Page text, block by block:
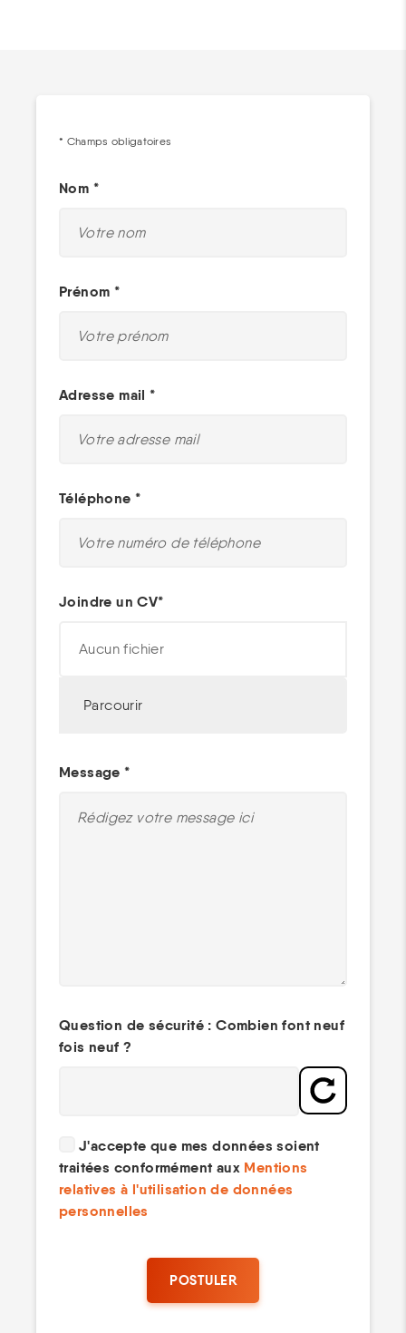
* Champs obligatoires
Nom *
Prénom *
Adresse mail *
Téléphone *
Joindre un CV*
Aucun fichier
Parcourir
Message *
Question de sécurité : Combien font neuf
fois neuf ?
J'accepte que mes données soient
traitées conformément aux Mentions
relatives à l'utilisation de données
personnelles